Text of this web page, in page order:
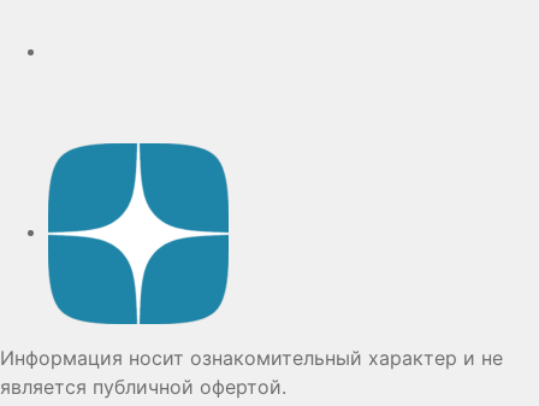
Информация носит ознакомительный характер и не
является публичной офертой.